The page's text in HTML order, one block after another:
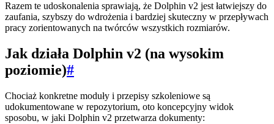
Razem te udoskonalenia sprawiają, że Dolphin v2 jest łatwiejszy do
zaufania, szybszy do wdrożenia i bardziej skuteczny w przepływach
pracy zorientowanych na twórców wszystkich rozmiarów.
Jak działa Dolphin v2 (na wysokim
poziomie)#
Chociaż konkretne moduły i przepisy szkoleniowe są
udokumentowane w repozytorium, oto koncepcyjny widok
sposobu, w jaki Dolphin v2 przetwarza dokumenty: